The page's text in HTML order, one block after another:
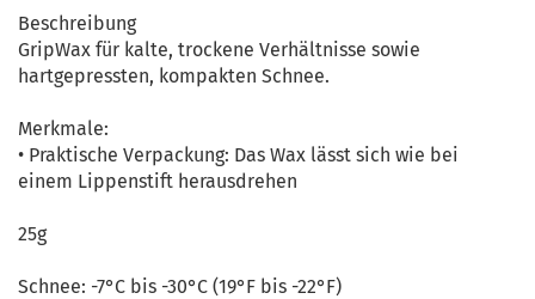
Beschreibung
GripWax für kalte, trockene Verhältnisse sowie
hartgepressten, kompakten Schnee.
Merkmale:
• Praktische Verpackung: Das Wax lässt sich wie bei
einem Lippenstift herausdrehen
25g
Schnee: -7°C bis -30°C (19°F bis -22°F)